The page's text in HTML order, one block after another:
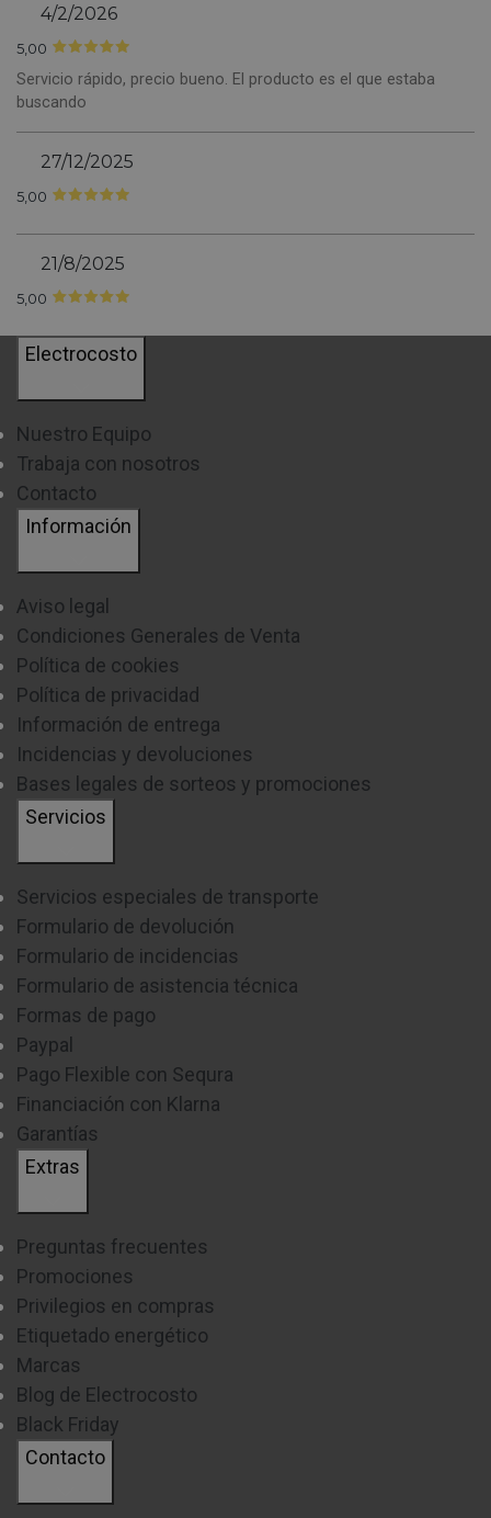
4/2/2026
5,00
Servicio rápido, precio bueno. El producto es el que estaba
buscando
27/12/2025
5,00
21/8/2025
5,00
Electrocosto
Nuestro Equipo
Trabaja con nosotros
Contacto
Información
Aviso legal
Condiciones Generales de Venta
Política de cookies
Política de privacidad
Información de entrega
Incidencias y devoluciones
Bases legales de sorteos y promociones
Servicios
Servicios especiales de transporte
Formulario de devolución
Formulario de incidencias
Formulario de asistencia técnica
Formas de pago
Paypal
Pago Flexible con Sequra
Financiación con Klarna
Garantías
Extras
Preguntas frecuentes
Promociones
Privilegios en compras
Etiquetado energético
Marcas
Blog de Electrocosto
Black Friday
Contacto